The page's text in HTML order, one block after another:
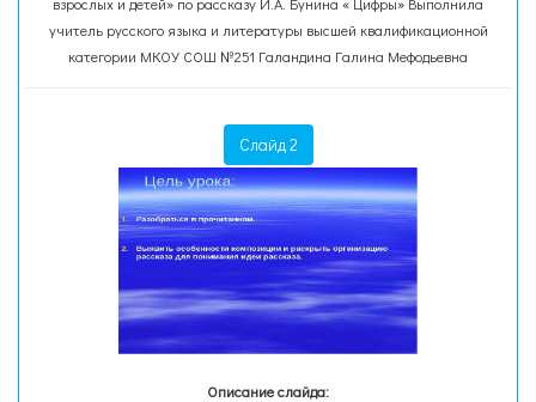
учитель русского языка и литературы высшей квалификационной
категории МКОУ СОШ №251 Галандина Галина Мефодьевна
Слайд 2
Описание слайда: